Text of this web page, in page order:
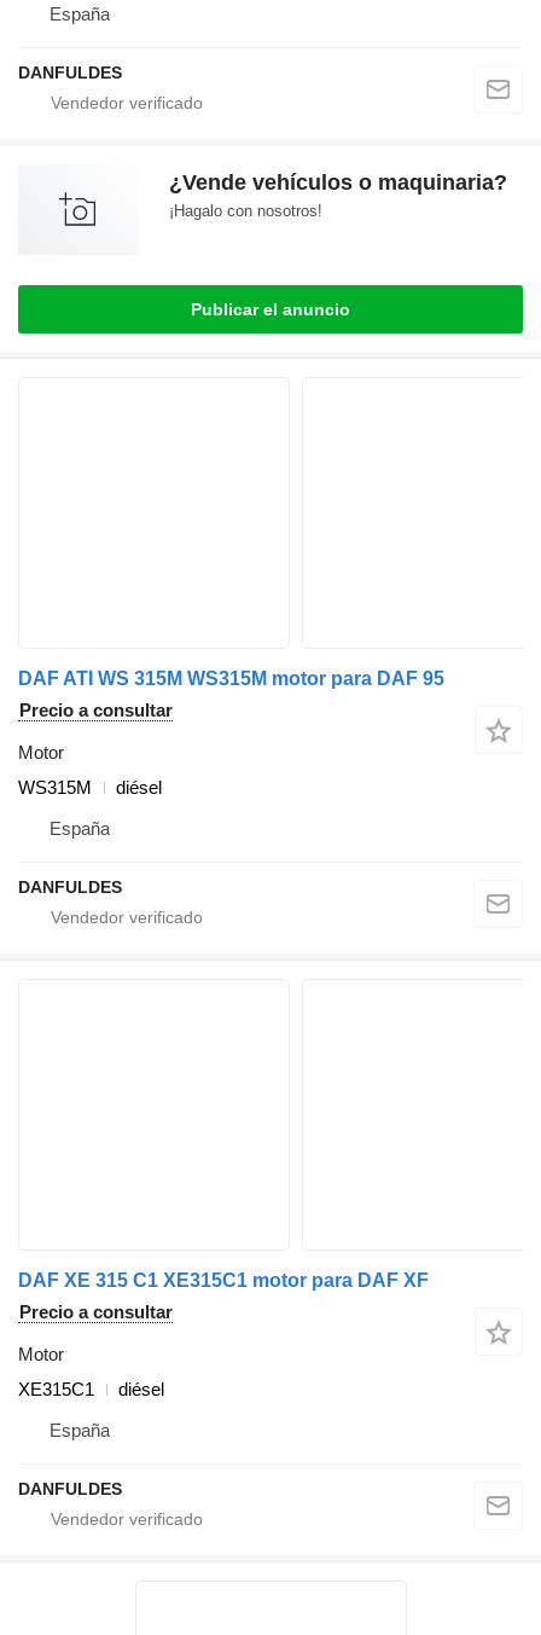
España
DANFULDES
¿Vende vehículos o maquinaria?
¡Hagalo con nosotros!
Publicar el anuncio
DAF ATI WS 315M WS315M motor para DAF 95
Precio a consultar
Motor
WS315M
diésel
España
DANFULDES
DAF XE 315 C1 XE315C1 motor para DAF XF
Precio a consultar
Motor
XE315C1
diésel
España
DANFULDES